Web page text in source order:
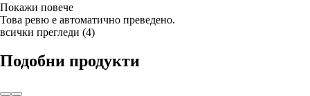
Покажи повече
Това ревю е автоматично преведено.
всички прегледи (4)
Подобни продукти